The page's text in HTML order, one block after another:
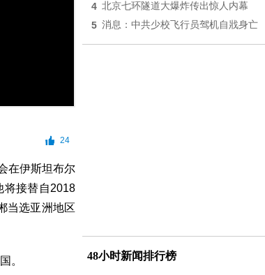
24
在伊斯坦布尔
将接替自2018
当选亚洲地区
。
4 北京七环隧道大爆炸传出惊人内幕
5 消息：中共少校飞行员驾机自戕身亡
48小时新闻排行榜